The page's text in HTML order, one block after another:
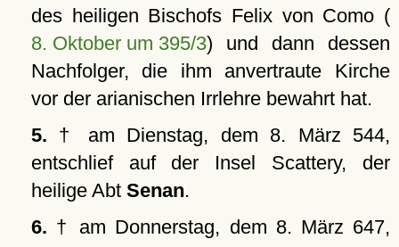
des heiligen Bischofs Felix von Como (
8. Oktober um 395/3) und dann dessen
Nachfolger, die ihm anvertraute Kirche
vor der arianischen Irrlehre bewahrt hat.
5. † am Dienstag, dem 8. März 544,
entschlief auf der Insel Scattery, der
heilige Abt Senan.
6. † am Donnerstag, dem 8. März 647,